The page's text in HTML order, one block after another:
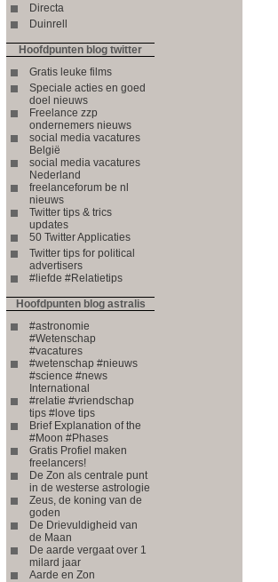
Directa
Duinrell
Hoofdpunten blog twitter
Gratis leuke films
Speciale acties en goed
doel nieuws
Freelance zzp
ondernemers nieuws
social media vacatures
België
social media vacatures
Nederland
freelanceforum be nl
nieuws
Twitter tips & trics
updates
50 Twitter Applicaties
Twitter tips for political
advertisers
#liefde #Relatietips
Hoofdpunten blog astralis
#astronomie
#Wetenschap
#vacatures
#wetenschap #nieuws
#science #news
International
#relatie #vriendschap
tips #love tips
Brief Explanation of the
#Moon #Phases
Gratis Profiel maken
freelancers!
De Zon als centrale punt
in de westerse astrologie
Zeus, de koning van de
goden
De Drievuldigheid van
de Maan
De aarde vergaat over 1
milard jaar
Aarde en Zon